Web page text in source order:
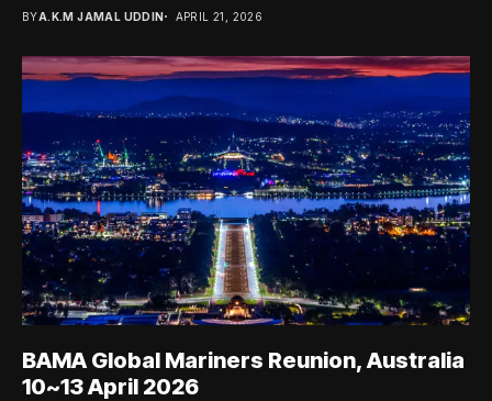
BYA.K.M JAMAL UDDIN APRIL 21, 2026
BAMA Global Mariners Reunion, Australia
10~13 April 2026